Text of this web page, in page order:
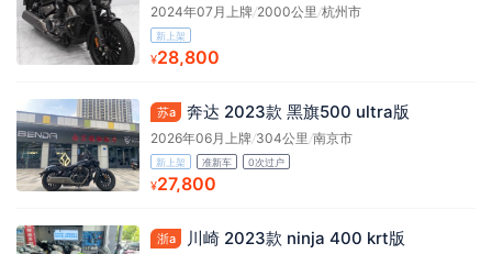
2024年07月上牌/2000公里 /杭州市
新上架
¥28,800
苏a 奔达 2023款 黑旗500 ultra版
2026年06月上牌/304公里 /南京市
新上架 准新车 0次过户
¥27,800
浙a 川崎 2023款 ninja 400 krt版